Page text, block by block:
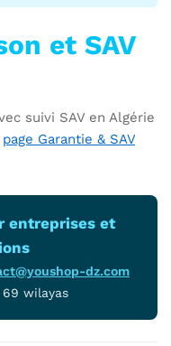
et SAV
suivi SAV en Algérie
page Garantie & SAV
entreprises et
dz.com
wilayas